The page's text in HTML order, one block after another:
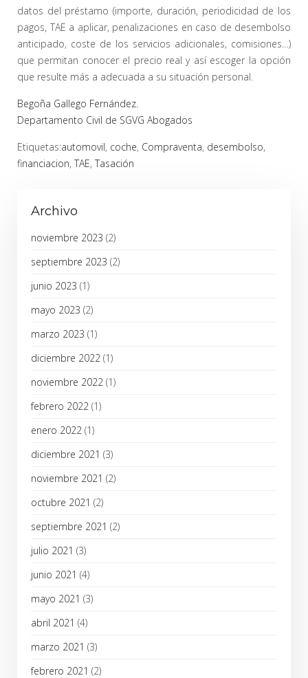
datos del préstamo (importe, duración, periodicidad de los
pagos, TAE a aplicar, penalizaciones en caso de desembolso
anticipado, coste de los servicios adicionales, comisiones…)
que permitan conocer el precio real y así escoger la opción
que resulte más a adecuada a su situación personal.
Begoña Gallego Fernández.
Departamento Civil de SGVG Abogados
Etiquetas:automovil, coche, Compraventa, desembolso,
financiacion, TAE, Tasación
Archivo
noviembre 2023 (2)
septiembre 2023 (2)
junio 2023 (1)
mayo 2023 (2)
marzo 2023 (1)
diciembre 2022 (1)
noviembre 2022 (1)
febrero 2022 (1)
enero 2022 (1)
diciembre 2021 (3)
noviembre 2021 (2)
octubre 2021 (2)
septiembre 2021 (2)
julio 2021 (3)
junio 2021 (4)
mayo 2021 (3)
abril 2021 (4)
marzo 2021 (3)
febrero 2021 (2)